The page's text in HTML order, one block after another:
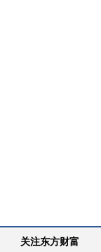
关注东方财富